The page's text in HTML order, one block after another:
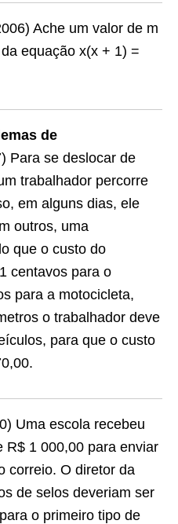
Ache um valor de m
equação x(x + 1) =
de
Para se deslocar de
trabalhador percorre
em alguns dias, ele
outros, uma
que o custo do
centavos para o
para a motocicleta,
o trabalhador deve
para que o custo
Uma escola recebeu
R$ 1 000,00 para enviar
correio. O diretor da
de selos deveriam ser
o primeiro tipo de